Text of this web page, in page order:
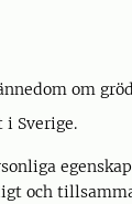
om
Sverige.
och